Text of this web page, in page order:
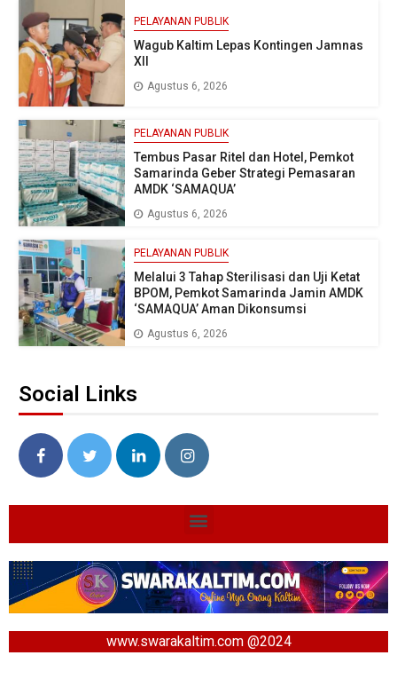
PELAYANAN PUBLIK
Wagub Kaltim Lepas Kontingen Jamnas
XII
Agustus 6, 2026
PELAYANAN PUBLIK
Tembus Pasar Ritel dan Hotel, Pemkot
Samarinda Geber Strategi Pemasaran
AMDK ‘SAMAQUA’
Agustus 6, 2026
PELAYANAN PUBLIK
Melalui 3 Tahap Sterilisasi dan Uji Ketat
BPOM, Pemkot Samarinda Jamin AMDK
‘SAMAQUA’ Aman Dikonsumsi
Agustus 6, 2026
Social Links
www.swarakaltim.com @2024